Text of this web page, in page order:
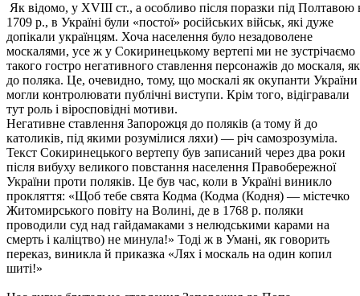
Як відомо, у ХVІІІ ст., а особливо після поразки під Полтавою
1709 р., в Україні були «постої» російських військ, які дуже
допікали українцям. Хоча населення було незадоволене
москалями, усе ж у Сокиринецькому вертепі ми не зустрічаємо
такого гостро негативного ставлення персонажів до москаля, як
до поляка. Це, очевидно, тому, що москалі як окупанти України
могли контролювати публічні виступи. Крім того, відігравали
тут роль і віросповідні мотиви.
Негативне ставлення Запорожця до поляків (а тому й до
католиків, під якими розумілися ляхи) — річ самозрозуміла.
Текст Сокиринецького вертепу був записаний через два роки
після вибуху великого повстання населення Правобережної
України проти поляків. Це був час, коли в Україні виникло
прокляття: «Щоб тебе свята Кодма (Кодма (Кодня) — містечко
Житомирського повіту на Волині, де в 1768 р. поляки
проводили суд над гайдамаками з нелюдськими карами на
смерть і каліцтво) не минула!» Тоді ж в Умані, як говорить
переказ, виникла й приказка «Лях і москаль на один копил
шиті!»